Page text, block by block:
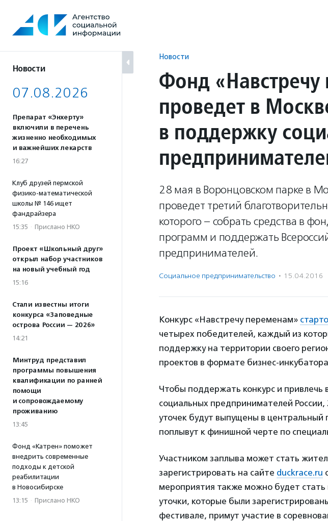
содержанию
Новости
07.08.2026
Препарат «Энхерту»
включили в перечень
жизненно необходимых
и важнейших лекарств
16:27
Клуб друзей пермской
физико-математической
школы № 146 ищет
фандрайзера
15:35 · Прислано НКО
Проект «Школьный друг»
открыл набор участников
на новый учебный год
15:16
Стали известны итоги
конкурса «Заповедные
острова России — 2026»
14:21
Минтруд представил
программы повышения
квалификации по ранней
помощи
и сопровождаемому
проживанию
13:45
Фонд «Катрен» поможет
внедрить современные
подходы к детской
реабилитации
в Новосибирске
13:15 · Прислано НКО
Новости
Фонд
проведет в
в поддержку
28 мая в Воронцовском парке в
проведет третий
которого – собрать средства в
программ и поддержать
предпринимателей.
Социальное предпри­нима­тель­ство · 15.04.2016
Конкурс «Навстречу переменам»
четырех победителей, каждый из
поддержку на территории своего
проектов в формате бизнес-
Чтобы поддержать конкурс и привлечь
социальных предпринимателей
уточек будут выпущены в
поплывут к финишной черте по
Участником заплыва может стать
зарегистрировать на сайте duckrace.ru
мероприятия также можно будет
уточки, которые были
фестивале, примут участие в